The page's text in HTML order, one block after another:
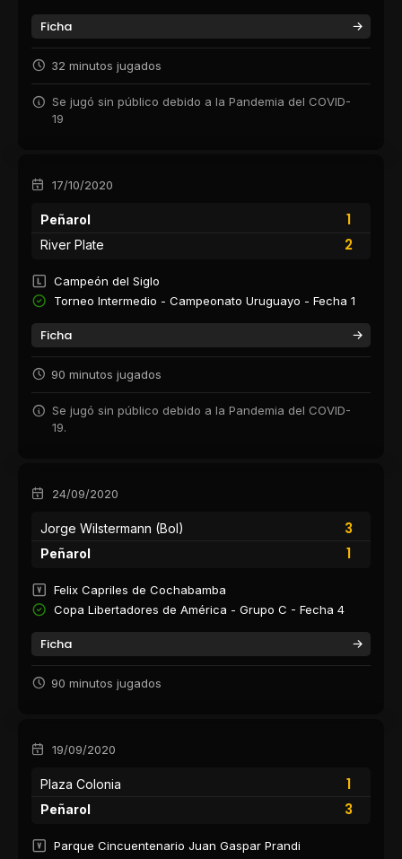
Ficha
32 minutos jugados
Se jugó sin público debido a la Pandemia del COVID-
19
17/10/2020
Peñarol
1
2
River Plate
Campeón del Siglo
Torneo Intermedio - Campeonato Uruguayo - Fecha 1
Ficha
90 minutos jugados
Se jugó sin público debido a la Pandemia del COVID-
19.
24/09/2020
Jorge Wilstermann (Bol)
3
1
Peñarol
Felix Capriles de Cochabamba
Copa Libertadores de América - Grupo C - Fecha 4
Ficha
90 minutos jugados
19/09/2020
Plaza Colonia
1
3
Peñarol
Parque Cincuentenario Juan Gaspar Prandi